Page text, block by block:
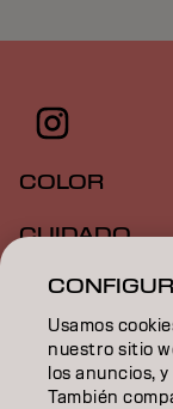
COLOR
CUIDADO
TEXTURA
STYLING
Usamos
nuestro sitio
los anuncios,
También